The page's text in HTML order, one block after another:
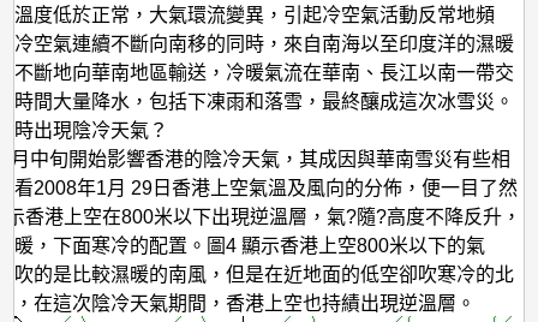
溫度低於正常，大氣環流變異，引起冷空氣活動反常地頻
冷空氣連續不斷向南移的同時，來自南海以至印度洋的濕暖
不斷地向華南地區輸送，冷暖氣流在華南、長江以南一帶交
時間大量降水，包括下凍雨和落雪，最終釀成這次冰雪災。
時出現陰冷天氣？
月中旬開始影響香港的陰冷天氣，其成因與華南雪災有些相
看2008年1月 29日香港上空氣溫及風向的分佈，便一目了然
示香港上空在800米以下出現逆溫層，氣?隨?高度不降反升，
暖，下面寒冷的配置。圖4 顯示香港上空800米以下的氣
吹的是比較濕暖的南風，但是在近地面的低空卻吹寒冷的北
，在這次陰冷天氣期間，香港上空也持績出現逆溫層。